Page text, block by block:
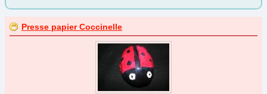
Halloween
Presse papier Coccinelle